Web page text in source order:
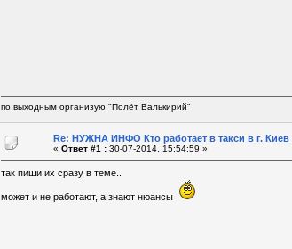
по выходным организую "Полёт Валькирий"
Re: НУЖНА ИНФО Кто работает в такси в г. Киев
« Ответ #1 :30-07-2014, 15:54:59 »
так пиши их сразу в теме..
может и не работают, а знают нюансы